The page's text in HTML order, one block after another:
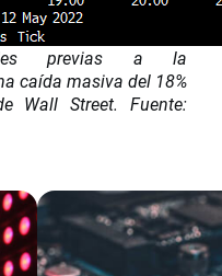
previas a la
caída masiva del 18%
Wall Street. Fuente: